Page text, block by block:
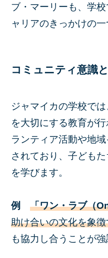
ブ・マーリーも、学
ャリアのきっかけの
コミュニティ意識
ジャマイカの学校で
を大切にする教育が
ランティア活動や地
されており、子ども
を学びます。
例「ワン・ラブ（
助け合いの文化を象
も協力し合うことが